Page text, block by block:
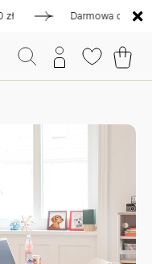
Darmowa dostawa dla